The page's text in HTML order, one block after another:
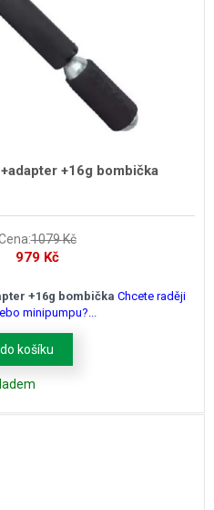
+16g bombička
1079Kč
Původní
byla:
1079 Kč.
979 KčAktuální
je:
979 Kč.
+16g bombička Chcete raději
minipumpu?...
košíku